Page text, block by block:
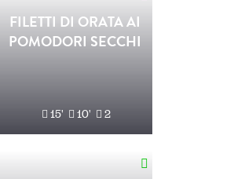
FILETTI DI ORATA AI
POMODORI SECCHI
15' 10' 2